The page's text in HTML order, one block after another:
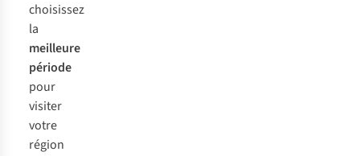
choisissez
la
meilleure
période
pour
visiter
votre
région